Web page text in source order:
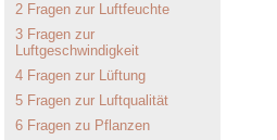
2 Fragen zur Luftfeuchte
3 Fragen zur
Luftgeschwindigkeit
4 Fragen zur Lüftung
5 Fragen zur Luftqualität
6 Fragen zu Pflanzen